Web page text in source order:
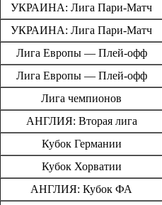
УКРАИНА: Лига Пари-Матч
УКРАИНА: Лига Пари-Матч
Лига Европы — Плей-офф
Лига Европы — Плей-офф
Лига чемпионов
АНГЛИЯ: Вторая лига
Кубок Германии
Кубок Хорватии
АНГЛИЯ: Кубок ФА